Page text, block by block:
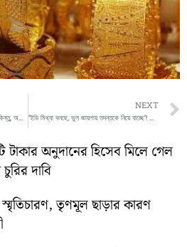
রোগীদের অ্যানাস্থেশিয়া দেওয়া হয়ে গিয়েছিল,কিন্তু, অপারেশন থিয়েটারেই ঘুমিয়ে পড়লেন ডাক্তার
NEXT
‘ইডি মিথ্যা বলছে, ভুল জায়গায় তদন্তকে নিয়ে যাচ্ছে’! ফের বিস্ফোরক কুন্তল ঘোষ
অনুদানের হিসেব মিলে গেল
দাবি
তৃণমূল ছাড়ার কারণ